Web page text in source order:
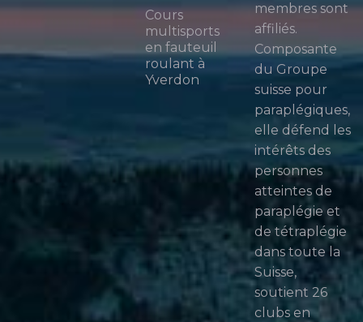
Cours
multisports
en fauteuil
roulant à
Yverdon
membres sont
affiliés.
Composante
du Groupe
suisse pour
paraplégiques,
elle défend les
intérêts des
personnes
atteintes de
paraplégie et
de tétraplégie
dans toute la
Suisse,
soutient 26
clubs en